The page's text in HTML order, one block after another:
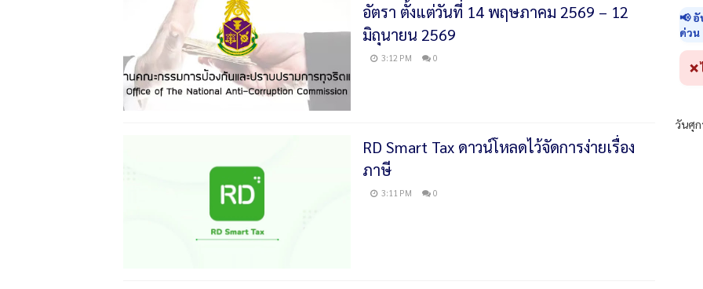
อัตรา ตั้งแต่วันที่ 14 พฤษภาคม 2569 – 12
มิถุนายน 2569
3:12 PM 0
RD Smart Tax ดาวน์โหลดไว้จัดการง่ายเรื่อง
ภาษี
3:11 PM 0
📢
ด่วน
วันศุ